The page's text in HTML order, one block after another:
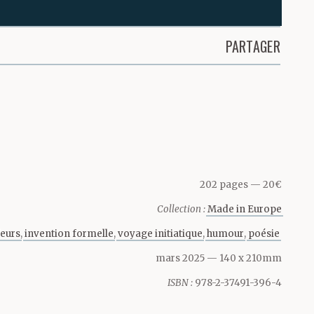
ah
faudra
Pise, de
PARTAGER
202 pages 20€
Collection :Made in Europe
invention formelle voyage initiatique humour poésie
mars 2025 — 140 x 210mm
ISBN : 978-2-37491-396-4